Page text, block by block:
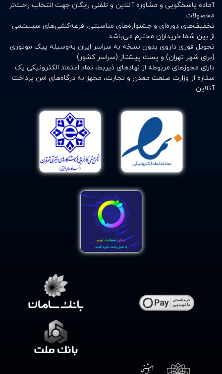
آماده پاسخگویی و مشاوره آنلاین و تلفنی رایگان جهت انتخاب راحت‌تر
محصولات.
تخفیف‌های دوره‌ای و جشنواره‌های مناسبتی، قرعه‌کشی‌های سیستمی
از بین شما خریداران محترم می‌باشد.
تحویل فوری داروی بدون نسخه به سراسر ایران به‌وسیله پیک موتوری
(برای شهر تهران) و پست پیشتاز (سراسر کشور)
دارای مجوزهای مربوطه از نهادهای ذیربط، نماد اعتماد الکترونیکی یک
ستاره از وزارت صنعت معدن و تجارت، مجهز به درگاه‌های امن پرداخت
آنلاین